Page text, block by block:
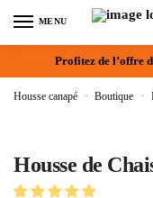
MENU
Profitez de l’offre
Housse canapé » Boutique »
Housse de